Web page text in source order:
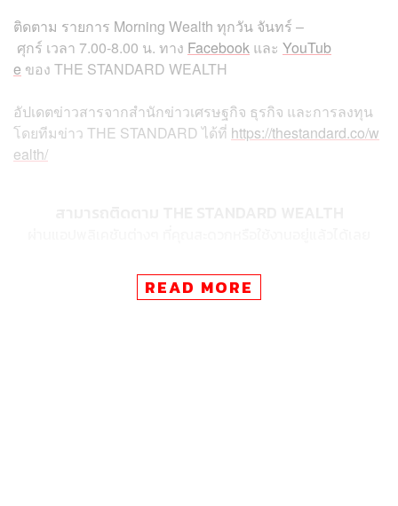
ติดตาม รายการ Morning Wealth ทุกวัน จันทร์ –
ศุกร์ เวลา 7.00-8.00 น. ทาง Facebook และ YouTub
e ของ THE STANDARD WEALTH
อัปเดตข่าวสารจากสำนักข่าวเศรษฐกิจ ธุรกิจ และการลงทุน
โดยทีมข่าว THE STANDARDได้ที่ https://thestandard.co/w
ealth/
READ MORE